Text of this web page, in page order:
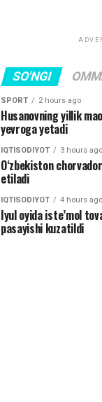
SO'NGI
SPORT 2 hours ago
Husanovning yillik
yevroga yetadi
IQTISODIYOT 3 hours ago
O‘zbekiston
etiladi
IQTISODIYOT 4 hours ago
Iyul oyida iste’mol
pasayishi kuzatildi